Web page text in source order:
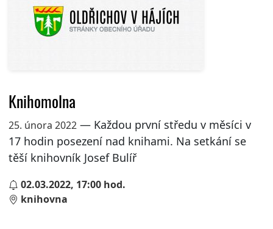
Knihomolna
25. února 2022 — Každou první středu v měsíci v
17 hodin posezení nad knihami. Na setkání se
těší knihovník Josef Bulíř
02.03.2022, 17:00 hod.
knihovna